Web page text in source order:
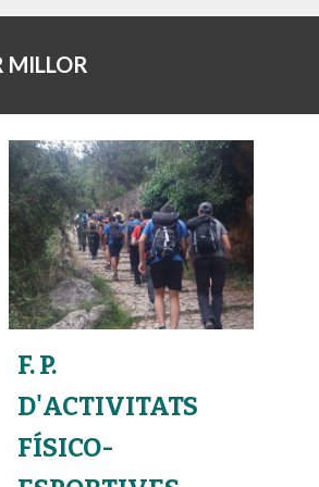
MILLOR
F.P.
D'ACTIVITATS
FÍSICO-